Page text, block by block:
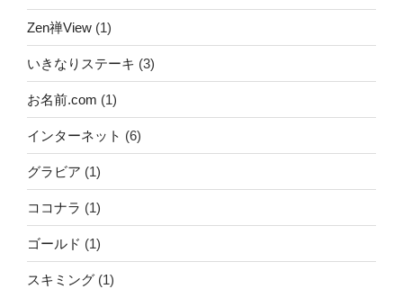
Zen禅View (1)
いきなりステーキ (3)
お名前.com (1)
インターネット (6)
グラビア (1)
ココナラ (1)
ゴールド (1)
スキミング (1)